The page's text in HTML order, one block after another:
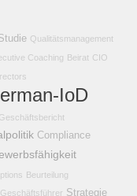
Qualitätsmanagement
Coaching Beirat CIO
IoD
Geschäftsbericht
Compliance
Beurteilung
Geschäftsführer Strategie